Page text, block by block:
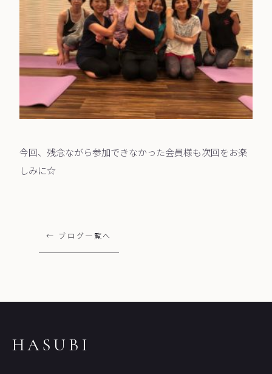
今回、残念ながら参加できなかった会員様も次回をお楽
しみに☆
← ブログ一覧へ
HASUBI